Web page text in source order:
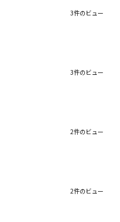
3件のビュー
3件のビュー
2件のビュー
2件のビュー